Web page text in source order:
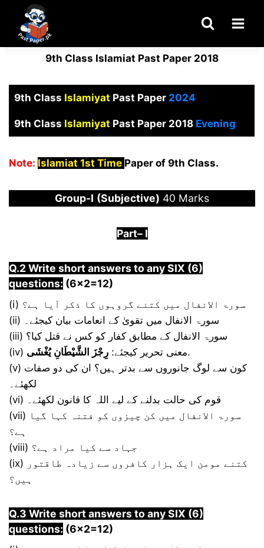
content
9th Class Islamiat Past Paper 2018
9th Class Islamiyat Past Paper2024
9th Class Islamiyat Past Paper 2018Evening
Note: Islamiat 1st Time Paper of 9th Class.
Group-I (Subjective) 40 Marks
Part– I
Q.2 Write short answers to any SIX (6)
questions: (6×2=12)
(i) سورۃ الانفال میں کتنے گروہوں کا ذکر آیا ہے؟
(ii) سورۃ الانفال میں تقویٰ کے انعامات بیان کیجئے۔
(iii) سورۃ الانفال کے مطابق کفار کو کس نے قتل کیا؟
(iv) معنی تحریر کیجئے: رِجْزَ الشَّيْطَانِ يُغْشَى
.
(v) کون سے لوگ جانوروں سے بدتر ہیں؟ ان کی دو صفات
لکھئے۔
(vi) قوم کی حالت بدلنے کے لیے اللہ کا قانون لکھئے۔
(vii) سورۃ الانفال میں کن چیزوں کو فتنہ کہا گیا
ہے؟
(viii) جہاد سے کیا مراد ہے؟
(ix) کتنے مومن ایک ہزار کافروں سے زیادہ طاقتور
ہیں؟
Q.3 Write short answers to any SIX (6)
questions: (6×2=12)